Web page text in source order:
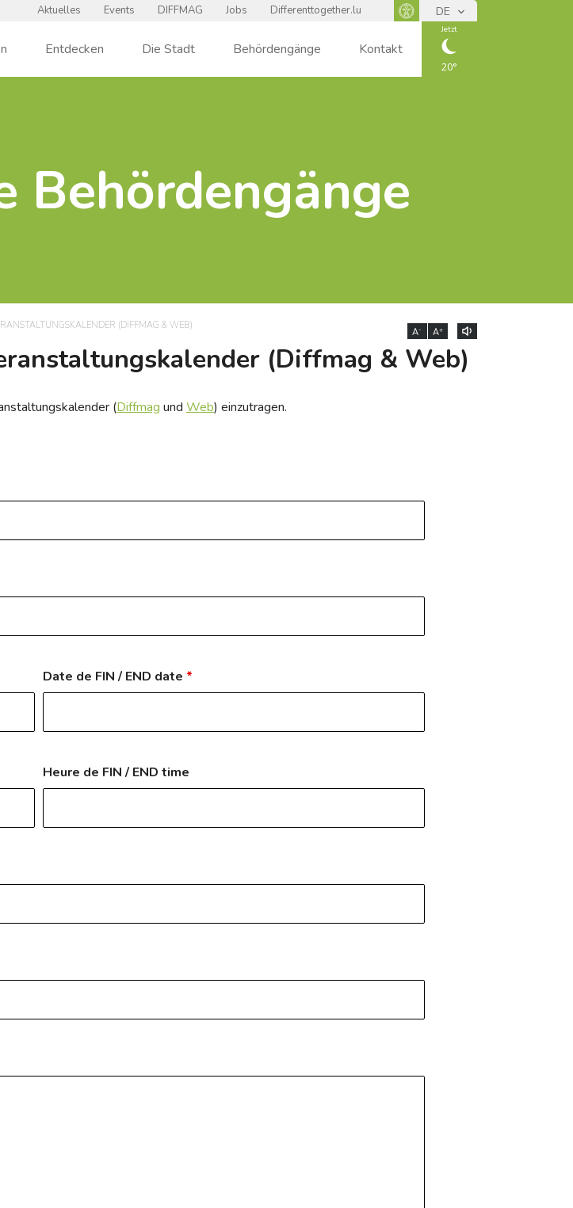
Aktuelles Events DIFFMAG Jobs
Differenttogether.lu
Panneau d'accessibilité
DE
Entdecken Die Stadt Behördengänge Kontakt
Jetzt
20
Behördengänge
(DIFFMAG & WEB)
A- A+
(Diffmag & Web)
(Diffmag und Web) einzutragen.
Date de FIN / END date *
Heure de FIN / END time